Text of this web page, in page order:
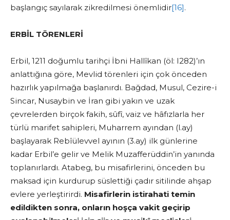
başlangıç sayılarak zikredilmesi önemlidir[16].
ERBİL TÖRENLERİ
Erbil, 1211 doğumlu tarihçi İbni Hallîkan (öl: I282)’ın
anlattığına göre, Mevlid törenleri için çok önceden
hazırlık yapılmağa başlanırdı. Bağdad, Musul, Cezire-i
Sincar, Nusaybin ve İran gibi yakın ve uzak
çevrelerden birçok fakih, sûfî, vaiz ve hâfızlarla her
türlü marifet sahipleri, Muharrem ayından (l.ay)
başlayarak Rebîülevvel ayının (3.ay) ilk günlerine
kadar Erbil’e gelir ve Melik Muzafferüddin’in yanında
toplanırlardı. Atabeg, bu misafirlerini, önceden bu
maksad için kurdurup süslettiği çadır sitilinde ahşap
evlere yerleştirirdi. Misafirlerin istirahati temin
edildikten sonra, onların hoşça vakit geçirip